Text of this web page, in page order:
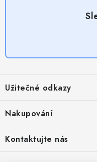
p
a
Užitečné odkazy
Provizní systém
Nakupování
Kontaktujte nás